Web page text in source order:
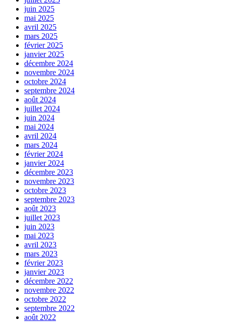
juin 2025
mai 2025
avril 2025
mars 2025
février 2025
janvier 2025
décembre 2024
novembre 2024
octobre 2024
septembre 2024
août 2024
juillet 2024
juin 2024
mai 2024
avril 2024
mars 2024
février 2024
janvier 2024
décembre 2023
novembre 2023
octobre 2023
septembre 2023
août 2023
juillet 2023
juin 2023
mai 2023
avril 2023
mars 2023
février 2023
janvier 2023
décembre 2022
novembre 2022
octobre 2022
septembre 2022
août 2022